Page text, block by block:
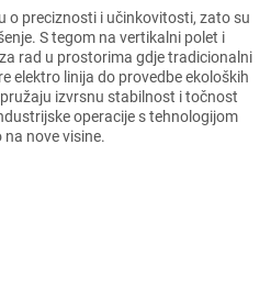
o preciznosti i učinkovitosti, zato su
S tegom na vertikalni polet i
rad u prostorima gdje tradicionalni
elektro linija do provedbe ekoloških
izvrsnu stabilnost i točnost
operacije s tehnologijom
nove visine.